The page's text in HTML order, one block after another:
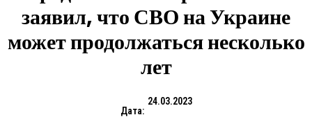
заявил, что СВО на Украине
может продолжаться несколько
лет
Дата:
24.03.2023